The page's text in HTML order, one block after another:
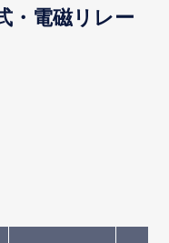
・電磁リレー